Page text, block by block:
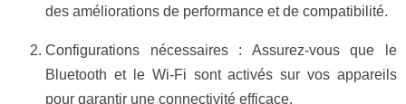
des améliorations de performance et de compatibilité.
Configurations nécessaires : Assurez-vous que le
Bluetooth et le Wi-Fi sont activés sur vos appareils
pour garantir une connectivité efficace.